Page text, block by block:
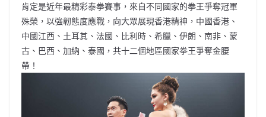
肯定是近年最精彩泰拳賽事，來自不同國家的拳王爭奪冠軍
殊榮，以強韌態度應戰，向大眾展現香港精神，中國香港、
中國江西、土耳其、法國、比利時、希臘、伊朗、南非、蒙
古、巴西、加納、泰國，共十二個地區國家拳王爭奪金腰
帶！